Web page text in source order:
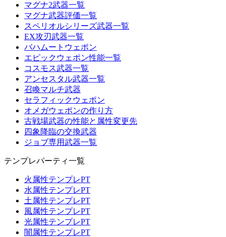
マグナ2武器一覧
マグナ武器評価一覧
スペリオルシリーズ武器一覧
EX攻刃武器一覧
バハムートウェポン
エピックウェポン性能一覧
コスモス武器一覧
アンセスタル武器一覧
召喚マルチ武器
セラフィックウェポン
オメガウェポンの作り方
古戦場武器の性能と属性変更先
四象降臨の交換武器
ジョブ専用武器一覧
テンプレパーティ一覧
火属性テンプレPT
水属性テンプレPT
土属性テンプレPT
風属性テンプレPT
光属性テンプレPT
闇属性テンプレPT